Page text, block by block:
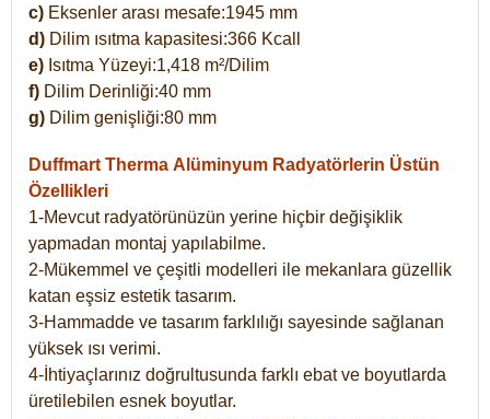
c) Eksenler arası mesafe:1945 mm
d) Dilim ısıtma kapasitesi:366 Kcall
e) Isıtma Yüzeyi:1,418 m²/Dilim
f) Dilim Derinliği:40 mm
g) Dilim genişliği:80 mm
Duffmart Therma Alüminyum Radyatörlerin Üstün
Özellikleri
1-Mevcut radyatörünüzün yerine hiçbir değişiklik
yapmadan montaj yapılabilme.
2-Mükemmel ve çeşitli modelleri ile mekanlara güzellik
katan eşsiz estetik tasarım.
3-Hammadde ve tasarım farklılığı sayesinde sağlanan
yüksek ısı verimi.
4-İhtiyaçlarınız doğrultusunda farklı ebat ve boyutlarda
üretilebilen esnek boyutlar.